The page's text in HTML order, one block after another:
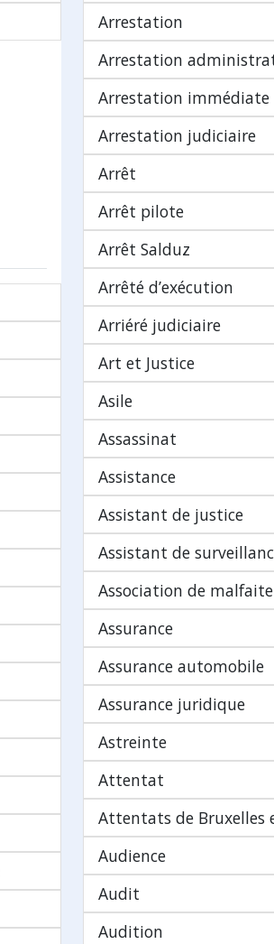
Arrestation
Arrestation
Arrestation immédiate
Arrestation judiciaire
Arrêt
Arrêt pilote
Arrêt Salduz
Arrêté d’exécution
Arriéré judiciaire
Art et Justice
Asile
Assassinat
Assistance
Assistant de justice
Assistant de
Association de
Assurance
Assurance automobile
Assurance juridique
Astreinte
Attentat
Attentats de Bruxelles
Audience
Audit
Audition